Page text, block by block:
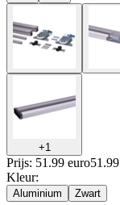
+1
Prijs: 51.99 euro51 .99
Kleur:
Aluminium Zwart